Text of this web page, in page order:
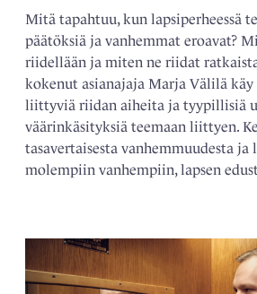
Mitä tapahtuu, kun lapsiperheessä
päätöksiä ja vanhemmat eroavat?
riidellään ja miten ne riidat
kokenut asianajaja Marja Välilä
liittyviä riidan aiheita ja tyypillisiä
väärinkäsityksiä teemaan liittyen.
tasavertaisesta vanhemmuudesta ja
molempiin vanhempiin, lapsen